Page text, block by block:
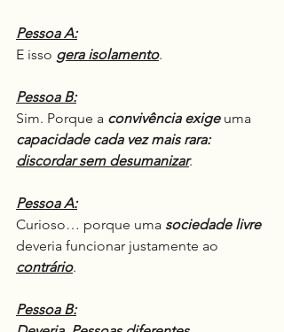
Pessoa A:
E isso gera isolamento.
Pessoa B:
Sim. Porque a convivência exige uma
capacidade cada vez mais rara:
discordar sem desumanizar.
Pessoa A:
Curioso… porque uma sociedade livre
deveria funcionar justamente ao
contrário.
Pessoa B: